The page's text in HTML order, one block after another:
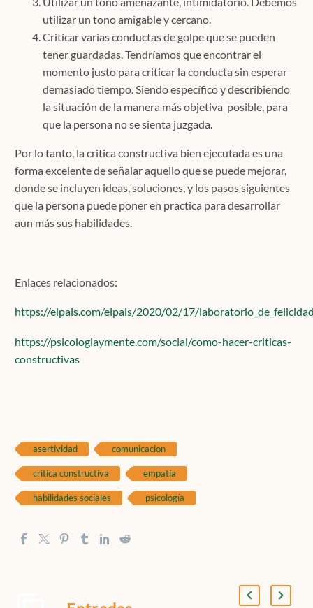
utilizar un tono amigable y cercano.
Criticar varias conductas de golpe que se pueden
tener guardadas. Tendríamos que encontrar el
momento justo para criticar la conducta sin esperar
demasiado tiempo. Siendo específico y describiendo
la situación de la manera más objetiva posible, para
que la persona no se sienta juzgada.
Por lo tanto, la critica constructiva bien ejecutada es una
forma excelente de señalar aquello que se puede mejorar,
donde se incluyen ideas, soluciones, y los pasos siguientes
que la persona puede poner en practica para desarrollar
aun más sus habilidades.
Enlaces relacionados:
https://elpais.com/elpais/2020/02/17/
https://psicologiaymente.com/social/como-hacer-criticas-
constructivas
asertividad comunicacion
critica constructiva empatía
habilidades sociales psicología